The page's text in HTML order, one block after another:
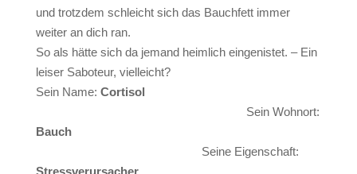
und trotzdem schleicht sich das Bauchfett immer
weiter an dich ran.
So als hätte sich da jemand heimlich eingenistet. – Ein
leiser Saboteur, vielleicht?
Sein Name: Cortisol
Sein Wohnort:
Bauch
Seine Eigenschaft:
Stressverursacher